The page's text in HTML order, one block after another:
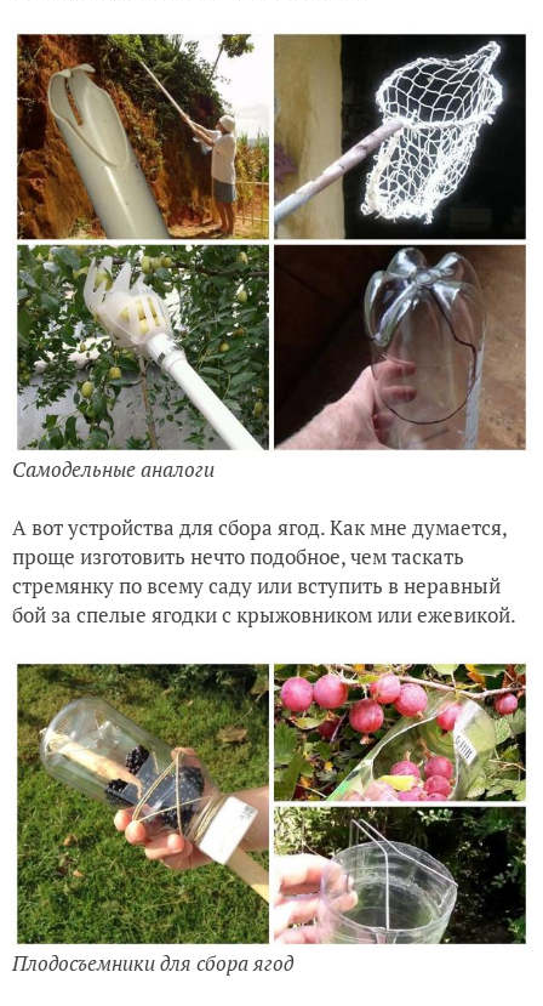
Самодельные аналоги
А вот устройства для сбора ягод. Как мне думается,
проще изготовить нечто подобное, чем таскать
стремянку по всему саду или вступить в неравный
бой за спелые ягодки с крыжовником или ежевикой.
Плодосъемники для сбора ягод